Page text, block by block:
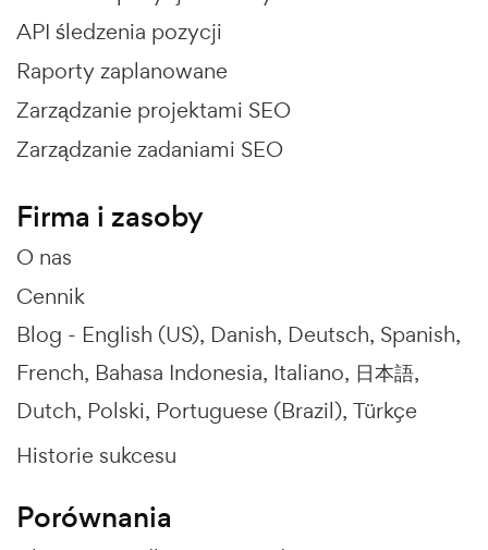
API śledzenia pozycji
Raporty zaplanowane
Zarządzanie projektami SEO
Zarządzanie zadaniami SEO
Firma i zasoby
O nas
Cennik
Blog - English (US) Danish Deutsch Spanish
French Bahasa Indonesia Italiano 日本語
Dutch Polski Portuguese (Brazil) Türkçe
Historie sukcesu
Porównania